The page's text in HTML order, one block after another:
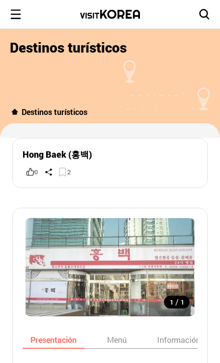
Destinos turísticos
Destinos turísticos
Hong Baek (홍백)
0 2
1 / 1
Presentación Menú Información